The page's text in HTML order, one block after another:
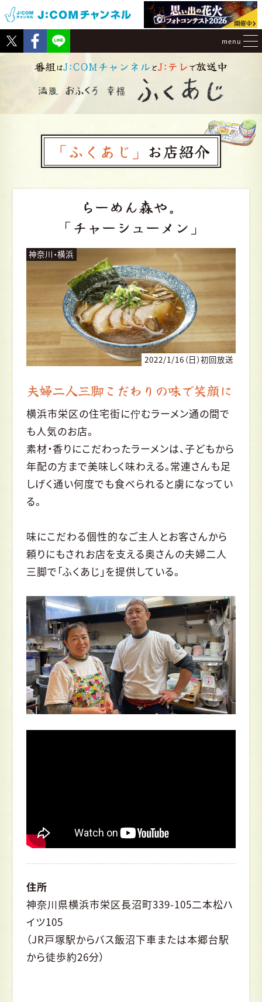
Tweet Facebook
menu
番組はJ:COMチャンネル とJ:テレ で放送中
「ふくあじ」 お店紹介
らーめん森や。
「チャーシューメン」
神奈川・横浜
2022/1/16（日）初回放送
夫婦二人三脚こだわりの味で笑顔に
横浜市栄区の住宅街に佇むラーメン通の間で
も人気のお店。
素材・香りにこだわったラーメンは、子どもから
年配の方まで美味しく味わえる。常連さんも足
しげく通い何度でも食べられると虜になってい
る。
味にこだわる個性的なご主人とお客さんから
頼りにもされお店を支える奥さんの夫婦二人
三脚で「ふくあじ」を提供している。
住所
神奈川県横浜市栄区長沼町339-105二本松ハ
イツ105
（JR戸塚駅からバス飯沼下車または本郷台駅
から徒歩約26分）